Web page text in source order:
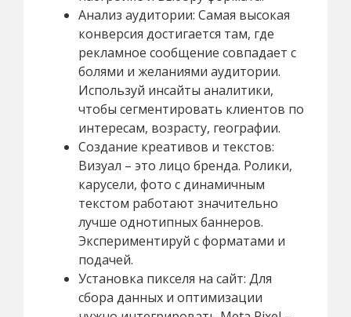
Анализ аудитории: Самая высокая
конверсия достигается там, где
рекламное сообщение совпадает с
болями и желаниями аудитории.
Используй инсайты аналитики,
чтобы сегментировать клиентов по
интересам, возрасту, географии.
Создание креативов и текстов:
Визуал – это лицо бренда. Ролики,
карусели, фото с динамичным
текстом работают значительно
лучше однотипных баннеров.
Экспериментируй с форматами и
подачей.
Установка пикселя на сайт: Для
сбора данных и оптимизации